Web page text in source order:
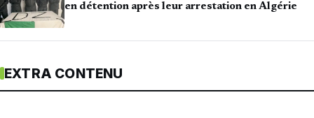
en détention après leur arrestation en Algérie
EXTRA CONTENU